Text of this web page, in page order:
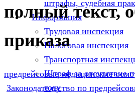
штрафы, судебная
Информация
Трудовая инспекция
Налоговая инспекция
Транспортная
Штраф за отсутствие
году
полный текст,
приказа
предрейсовые медицинские
Законодательство по